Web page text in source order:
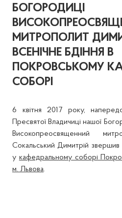
БОГОРОДИЦІ
МИТРОПОЛИТ
ВСЕНІЧНЕ БДІННЯ В
ПОКРОВСЬКОМУ
СОБОРІ
6 квітня 2017 року,
Пресвятої Владичиці нашої
Високопреосвященний
Сокальський Димитрій звершив
у кафедральному соборі
м. Львова.